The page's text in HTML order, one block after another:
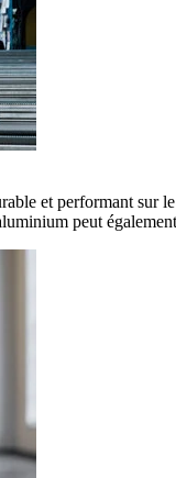
et performant sur
peut